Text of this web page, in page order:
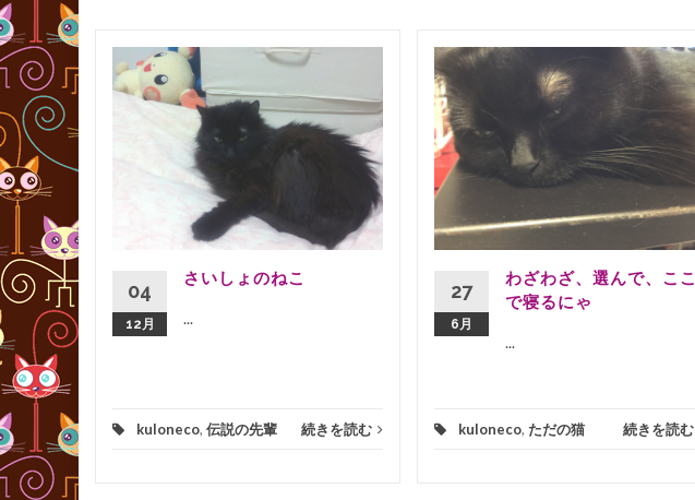
を読む
04
12月
さいしょのねこ
...
kuloneco, 伝説の先輩 続きを読む
27
6月
わざわざ、選んで、ここ
で寝るにゃ
...
kuloneco, ただの猫 続きを読む